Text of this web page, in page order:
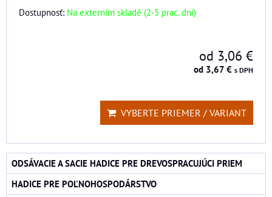
Dostupnosť: Na externím skladě (2-5 prac. dní)
od 3,06 €
od 3,67 € s DPH
VYBERTE PRIEMER / VARIANT
ODSÁVACIE A SACIE HADICE PRE DREVOSPRACUJÚCI PRIEM
HADICE PRE POĽNOHOSPODÁRSTVO